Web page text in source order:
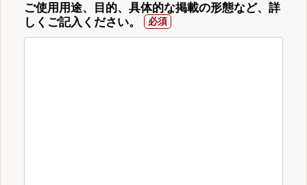
ご使用用途、目的、具体的な掲載の形態など、詳
しくご記入ください。